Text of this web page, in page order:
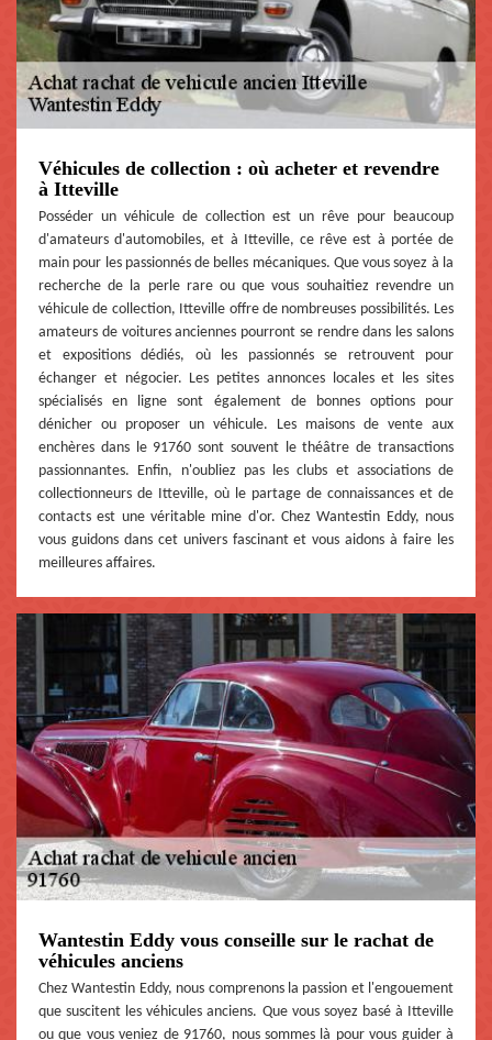
Véhicules de collection : où acheter et revendre
à Itteville
Posséder un véhicule de collection est un rêve pour beaucoup
d'amateurs d'automobiles, et à Itteville, ce rêve est à portée de
main pour les passionnés de belles mécaniques. Que vous soyez à la
recherche de la perle rare ou que vous souhaitiez revendre un
véhicule de collection, Itteville offre de nombreuses possibilités. Les
amateurs de voitures anciennes pourront se rendre dans les salons
et expositions dédiés, où les passionnés se retrouvent pour
échanger et négocier. Les petites annonces locales et les sites
spécialisés en ligne sont également de bonnes options pour
dénicher ou proposer un véhicule. Les maisons de vente aux
enchères dans le 91760 sont souvent le théâtre de transactions
passionnantes. Enfin, n'oubliez pas les clubs et associations de
collectionneurs de Itteville, où le partage de connaissances et de
contacts est une véritable mine d'or. Chez Wantestin Eddy, nous
vous guidons dans cet univers fascinant et vous aidons à faire les
meilleures affaires.
Wantestin Eddy vous conseille sur le rachat de
véhicules anciens
Chez Wantestin Eddy, nous comprenons la passion et l'engouement
que suscitent les véhicules anciens. Que vous soyez basé à Itteville
ou que vous veniez de 91760, nous sommes là pour vous guider à